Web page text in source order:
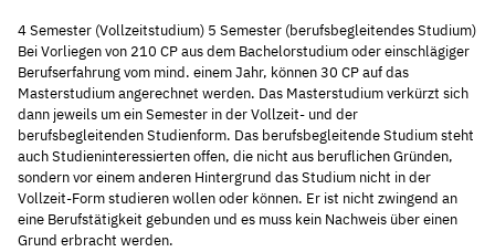
4 Semester (Vollzeitstudium) 5 Semester (berufsbegleitendes Studium)
Bei Vorliegen von 210 CP aus dem Bachelorstudium oder einschlägiger
Berufserfahrung vom mind. einem Jahr, können 30 CP auf das
Masterstudium angerechnet werden. Das Masterstudium verkürzt sich
dann jeweils um ein Semester in der Vollzeit- und der
berufsbegleitenden Studienform. Das berufsbegleitende Studium steht
auch Studieninteressierten offen, die nicht aus beruflichen Gründen,
sondern vor einem anderen Hintergrund das Studium nicht in der
Vollzeit-Form studieren wollen oder können. Er ist nicht zwingend an
eine Berufstätigkeit gebunden und es muss kein Nachweis über einen
Grund erbracht werden.